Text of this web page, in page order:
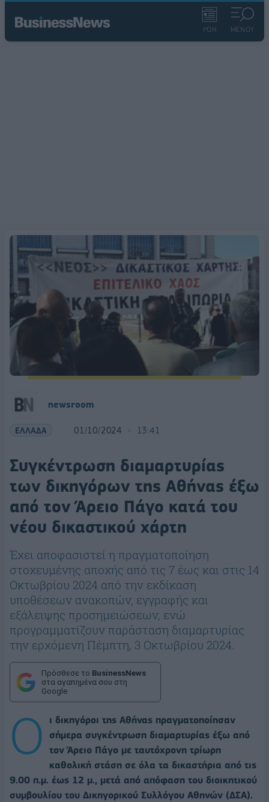
ΡΟΗ ΜΕΝΟΥ
newsroom
ΕΛΛΑΔΑ 01/10/2024 13:41
Συγκέντρωση διαμαρτυρίας
των δικηγόρων της Αθήνας έξω
από τον Άρειο Πάγο κατά του
νέου δικαστικού χάρτη
Έχει αποφασιστεί η πραγματοποίηση
στοχευμένης αποχής από τις 7 έως και στις 14
Οκτωβρίου 2024 από την εκδίκαση
υποθέσεων ανακοπών, εγγραφής και
εξάλειψης προσημειώσεων, ενώ
προγραμματίζουν παράσταση διαμαρτυρίας
την ερχόμενη Πέμπτη, 3 Οκτωβρίου 2024.
Πρόσθεσε το BusinessNews
στα αγαπημένα σου στη
Google
O
ι δικηγόροι της Αθήνας πραγματοποίησαν
σήμερα συγκέντρωση διαμαρτυρίας έξω από
τον Άρειο Πάγο με ταυτόχρονη τρίωρη
καθολική στάση σε όλα τα δικαστήρια από τις
9.00 π.μ. έως 12 μ., μετά από απόφαση του διοικητικού
συμβουλίου του Δικηγορικού Συλλόγου Αθηνών (ΔΣΑ).